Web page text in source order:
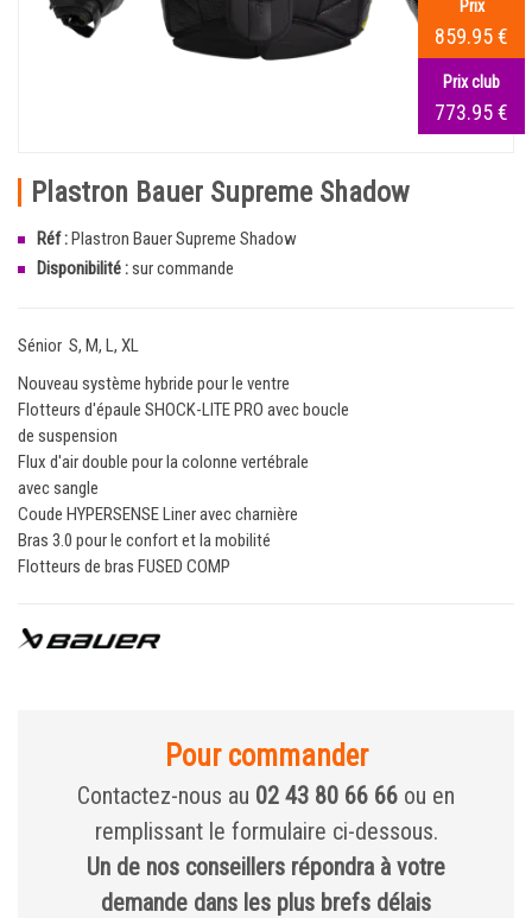
Prix
859.95 €
Prix club
773.95 €
Plastron Bauer Supreme Shadow
Réf :Plastron Bauer Supreme Shadow
Disponibilité :sur commande
Sénior S, M, L, XL
Nouveau système hybride pour le ventre
Flotteurs d'épaule SHOCK-LITE PRO avec boucle
de suspension
Flux d'air double pour la colonne vertébrale
avec sangle
Coude HYPERSENSE Liner avec charnière
Bras 3.0 pour le confort et la mobilité
Flotteurs de bras FUSED COMP
Pour commander
Contactez-nous au 02 43 80 66 66 ou en
remplissant le formulaire ci-dessous.
Un de nos conseillers répondra à votre
demande dans les plus brefs délais